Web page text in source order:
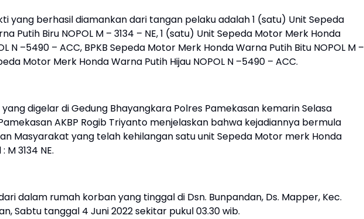
yang berhasil diamankan dari tangan pelaku adalah 1 (satu) Unit Sepeda
Putih Biru NOPOL M – 3134 – NE, 1 (satu) Unit Sepeda Motor Merk Honda
N –5490 – ACC, BPKB Sepeda Motor Merk Honda Warna Putih Bitu NOPOL M –
Motor Merk Honda Warna Putih Hijau NOPOL N –5490 – ACC.
digelar di Gedung Bhayangkara Polres Pamekasan kemarin Selasa
AKBP Rogib Triyanto menjelaskan bahwa kejadiannya bermula
Masyarakat yang telah kehilangan satu unit Sepeda Motor merk Honda
M 3134 NE.
dalam rumah korban yang tinggal di Dsn. Bunpandan, Ds. Mapper, Kec.
Sabtu tanggal 4 Juni 2022 sekitar pukul 03.30 wib.